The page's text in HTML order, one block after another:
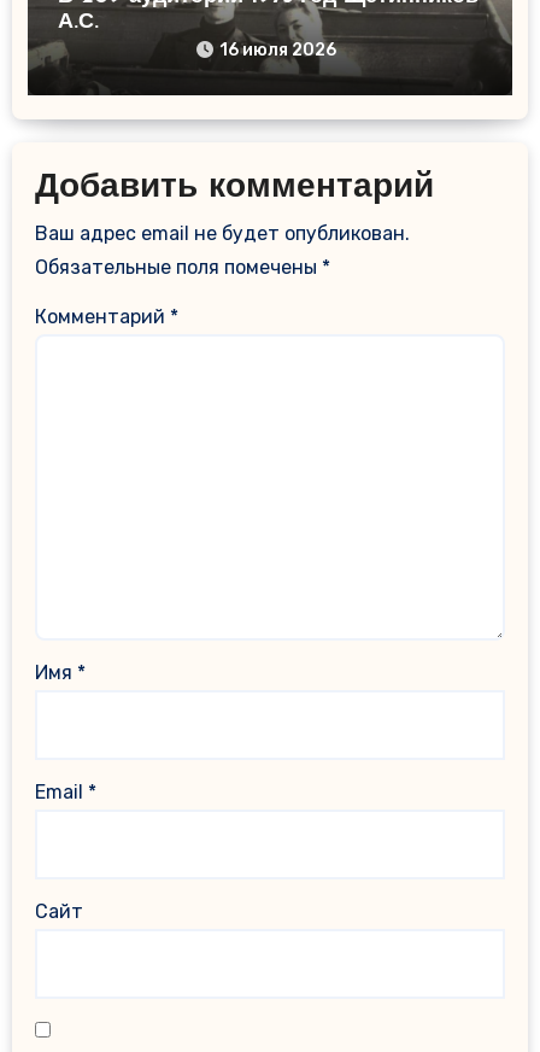
А.С.
16 июля 2026
Добавить комментарий
Ваш адрес email не будет опубликован.
Обязательные поля помечены *
Комментарий *
Имя *
Email *
Сайт